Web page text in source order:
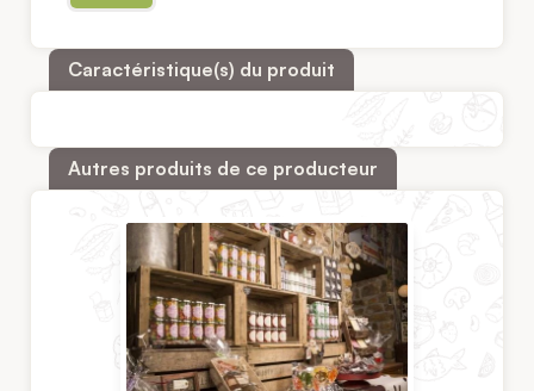
Caractéristique(s) du produit
Autres produits de ce producteur